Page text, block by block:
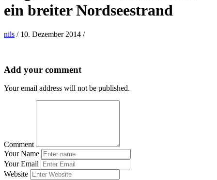
ein breiter Nordseestrand
nils / 10. Dezember 2014 /
Add your comment
Your email address will not be published.
Comment
Your Name
Your Email
Website